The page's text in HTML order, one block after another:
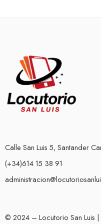
Calle San Luis 5, Santander
(+34)614 15 38 91
© 2024 – Locutorio San Luis